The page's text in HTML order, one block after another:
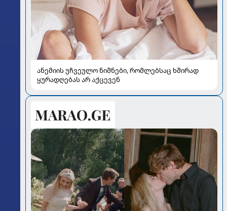
ანემიის უჩვეულო ნიშნები, რომლებსაც ხშირად
ყურადღებას არ აქცევენ